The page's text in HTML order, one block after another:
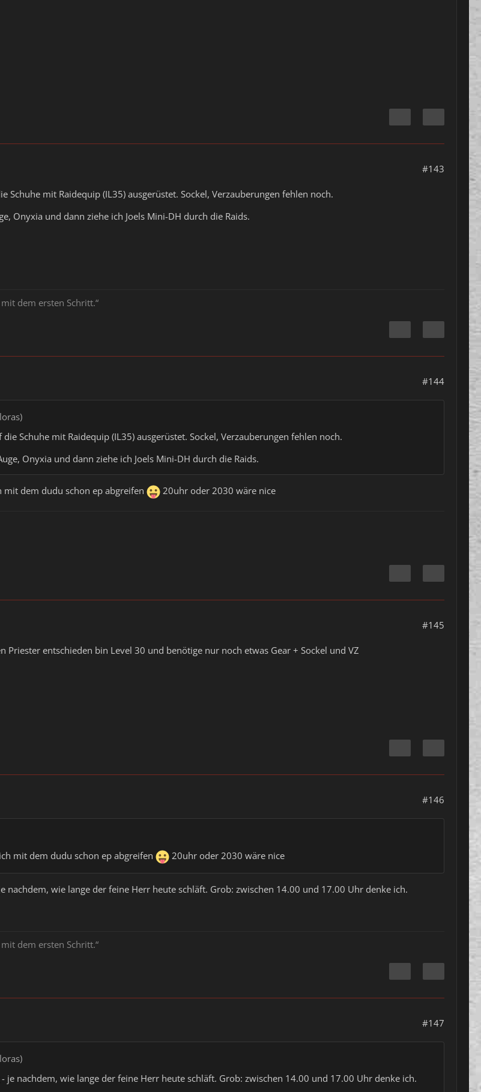
#143
Schuhe mit Raidequip (IL35) ausgerüstet. Sockel, Verzauberungen fehlen noch.
Onyxia und dann ziehe ich Joels Mini-DH durch die Raids.
dem ersten Schritt.“
#144
Schuhe mit Raidequip (IL35) ausgerüstet. Sockel, Verzauberungen fehlen noch.
Onyxia und dann ziehe ich Joels Mini-DH durch die Raids.
mit dem dudu schon ep abgreifen 20uhr oder 2030 wäre nice
#145
Priester entschieden bin Level 30 und benötige nur noch etwas Gear + Sockel und VZ
#146
mit dem dudu schon ep abgreifen
20uhr oder 2030 wäre nice
nachdem, wie lange der feine Herr heute schläft. Grob: zwischen 14.00 und 17.00 Uhr denke ich.
dem ersten Schritt.“
#147
je nachdem, wie lange der feine Herr heute schläft. Grob: zwischen 14.00 und 17.00 Uhr denke ich.